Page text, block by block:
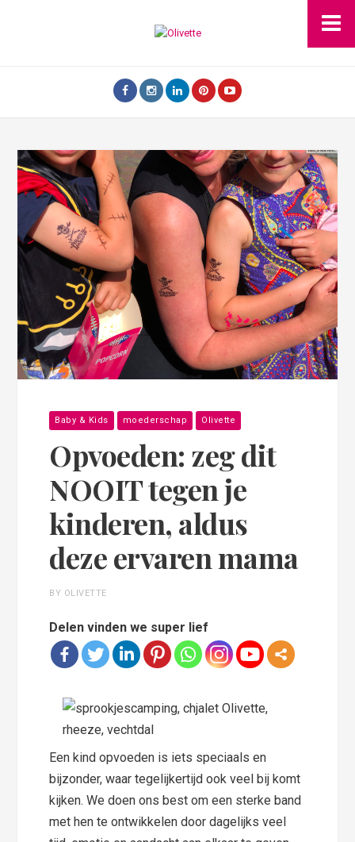
Baby & Kids moederschap Olivette
Opvoeden: zeg dit
NOOIT tegen je
kinderen, aldus
deze ervaren mama
BY OLIVETTE
Delen vinden we super lief
Een kind opvoeden is iets speciaals en
bijzonder, waar tegelijkertijd ook veel bij komt
kijken. We doen ons best om een sterke band
met hen te ontwikkelen door dagelijks veel